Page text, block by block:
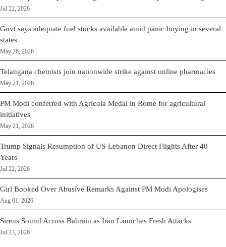
Jul 22, 2026
Govt says adequate fuel stocks available amid panic buying in several
states
May 26, 2026
Telangana chemists join nationwide strike against online pharmacies
May 21, 2026
PM Modi conferred with Agricola Medal in Rome for agricultural
initiatives
May 21, 2026
Trump Signals Resumption of US-Lebanon Direct Flights After 40
Years
Jul 22, 2026
Girl Booked Over Abusive Remarks Against PM Modi Apologises
Aug 01, 2026
Sirens Sound Across Bahrain as Iran Launches Fresh Attacks
Jul 23, 2026